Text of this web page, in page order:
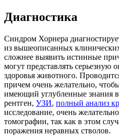
Диагностика
Синдром Хорнера
из вышеописанных
сложнее выявить истинные
могут представлять серьезную
здоровья животного.
причем очень желательно,
имеющий углубленные знания
рентген, УЗИ, полный анализ
исследование, очень
томографии, так как в этом
поражения неравных стволов.